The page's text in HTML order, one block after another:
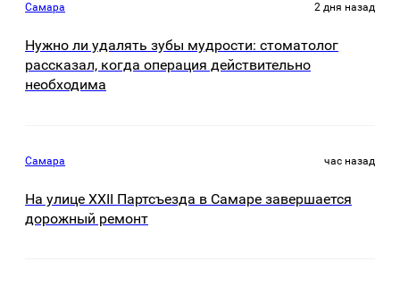
Самара 2 дня назад
Нужно ли удалять зубы мудрости: стоматолог
рассказал, когда операция действительно
необходима
Самара час назад
На улице XXII Партсъезда в Самаре завершается
дорожный ремонт